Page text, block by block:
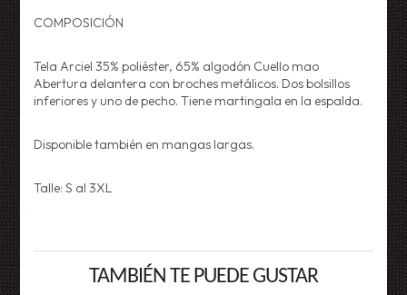
COMPOSICIÓN
Tela Arciel 35% poliéster, 65% algodón Cuello mao
Abertura delantera con broches metálicos. Dos bolsillos
inferiores y uno de pecho. Tiene martingala en la espalda.
Disponible también en mangas largas.
Talle: S al 3XL
TAMBIÉN TE PUEDE GUSTAR